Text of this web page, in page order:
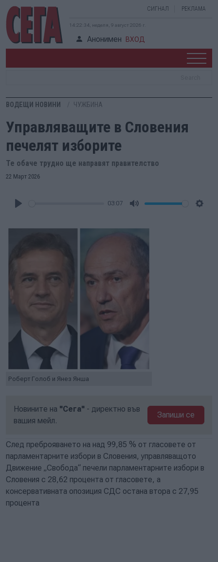
СИГНАЛ РЕКЛАМА
14:22:35, неделя, 9 август 2026 г.
Анонимен ВХОД
ВОДЕЩИ НОВИНИ ЧУЖБИНА
Управляващите в Словения
печелят изборите
Те обаче трудно ще направят правителство
22 Март 2026
03:07
Роберт Голоб и Янез Янша
Новините на "Сега" - директно във
вашия мейл.
Запиши се
След преброяването на над 99,85 % от гласовете от
парламентарните избори в Словения, управляващото
Движение „Свобода“ печели парламентарните избори в
Словения с 28,62 процента от гласовете, а
консервативната опозиция СДС остана втора с 27,95
процента